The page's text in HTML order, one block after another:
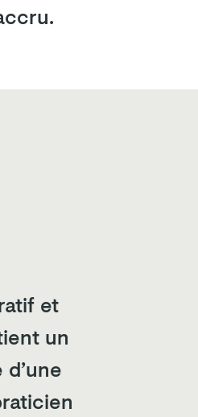
et
un